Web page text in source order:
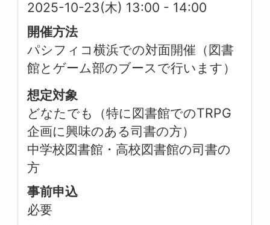
2025-10-23(木) 13:00 - 14:00
開催方法
パシフィコ横浜での対面開催（図書
館とゲーム部のブースで行います）
想定対象
どなたでも（特に図書館でのTRPG
企画に興味のある司書の方）
中学校図書館・高校図書館の司書の
方
事前申込
必要